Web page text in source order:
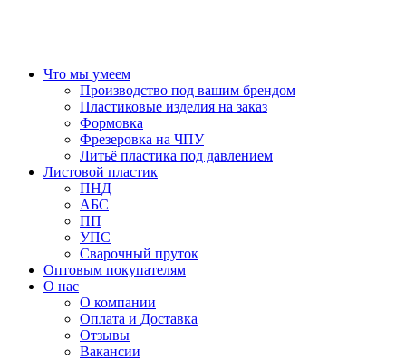
Что мы умеем
Производство под вашим брендом
Пластиковые изделия на заказ
Формовка
Фрезеровка на ЧПУ
Литьё пластика под давлением
Листовой пластик
ПНД
АБС
ПП
УПС
Сварочный пруток
Оптовым покупателям
О нас
О компании
Оплата и Доставка
Отзывы
Вакансии